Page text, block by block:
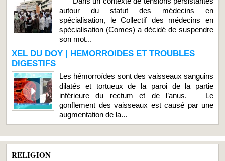
autour du statut des médecins en
spécialisation, le Collectif des médecins en
spécialisation (Comes) a décidé de suspendre
son mot...
XEL DU DOY | HEMORROIDES ET TROUBLES
DIGESTIFS
Les hémorroïdes sont des vaisseaux sanguins
dilatés et tortueux de la paroi de la partie
inférieure du rectum et de l’anus. Le
gonflement des vaisseaux est causé par une
augmentation de la...
RELIGION